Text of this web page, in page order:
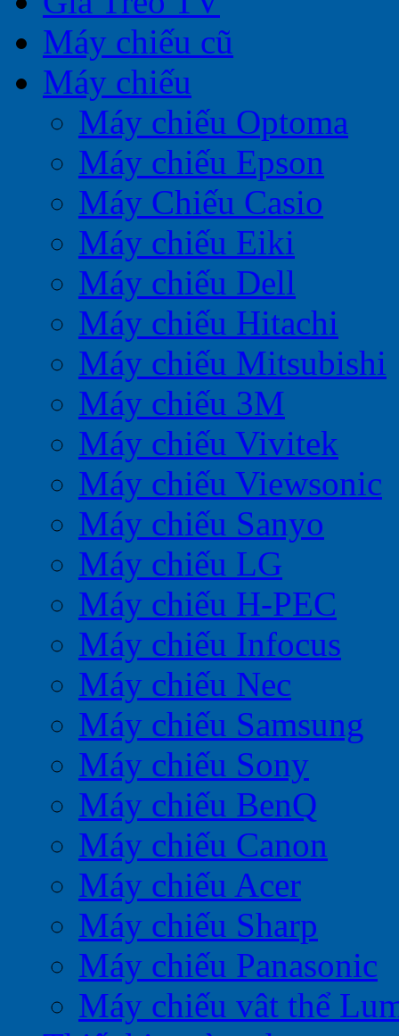
Máy chiếu cũ
Máy chiếu
Máy chiếu Optoma
Máy chiếu Epson
Máy Chiếu Casio
Máy chiếu Eiki
Máy chiếu Dell
Máy chiếu Hitachi
Máy chiếu Mitsubishi
Máy chiếu 3M
Máy chiếu Vivitek
Máy chiếu Viewsonic
Máy chiếu Sanyo
Máy chiếu LG
Máy chiếu H-PEC
Máy chiếu Infocus
Máy chiếu Nec
Máy chiếu Samsung
Máy chiếu Sony
Máy chiếu BenQ
Máy chiếu Canon
Máy chiếu Acer
Máy chiếu Sharp
Máy chiếu Panasonic
Máy chiếu vât thể